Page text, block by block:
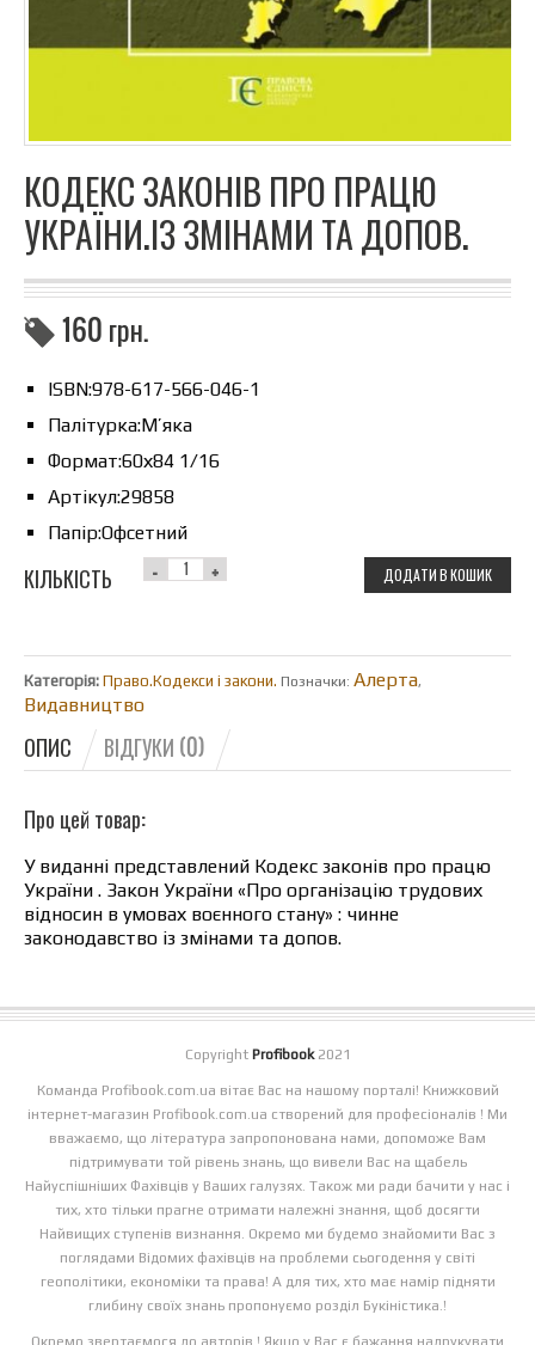
КОДЕКС ЗАКОНІВ ПРО ПРАЦЮ
УКРАЇНИ.ІЗ ЗМІНАМИ ТА ДОПОВ.
160грн.
ISBN:978-617-566-046-1
Палітурка:М’яка
Формат:60х84 1/16
Артікул:29858
Папір:Офсетний
КІЛЬКІСТЬ ДОДАТИ В КОШИК
Категорія: Право.Кодекси і закони. Позначки: Алерта,
Видавництво
ОПИС ВІДГУКИ (0)
Про цей товар:
У виданні представлений Кодекс законів про працю
України . Закон України «Про організацію трудових
відносин в умовах воєнного стану» : чинне
законодавство із змінами та допов.
Copyright Profibook2021
Команда Profibook.com.ua вітає Вас на нашому порталі! Книжковий
інтернет-магазин Profibook.com.ua створений для професіоналів ! Ми
вважаємо, що література запропонована нами, допоможе Вам
підтримувати той рівень знань, що вивели Вас на щабель
Найуспішніших Фахівців у Ваших галузях. Також ми ради бачити у нас і
тих, хто тільки прагне отримати належні знання, щоб досягти
Найвищих ступенів визнання. Окремо ми будемо знайомити Вас з
поглядами Відомих фахівців на проблеми сьогодення у світі
геополітики, економіки та права! А для тих, хто має намір підняти
глибину своїх знань пропонуємо розділ Букіністика.!
Окремо звертаємося до авторів ! Якщо у Вас є бажання надрукувати